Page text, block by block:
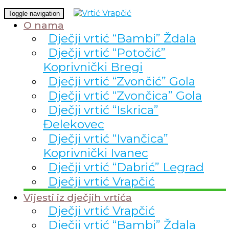
Toggle navigation
O nama
Dječji vrtić “Bambi” Ždala
Dječji vrtić “Potočić”
Koprivnički Bregi
Dječji vrtić “Zvončić” Gola
Dječji vrtić “Zvončica” Gola
Dječji vrtić “Iskrica”
Đelekovec
Dječji vrtić “Ivančica”
Koprivnički Ivanec
Dječji vrtić “Dabrić” Legrad
Dječji vrtić Vrapčić
Vijesti iz dječjih vrtića
Dječji vrtić Vrapčić
Dječji vrtić “Bambi” Ždala